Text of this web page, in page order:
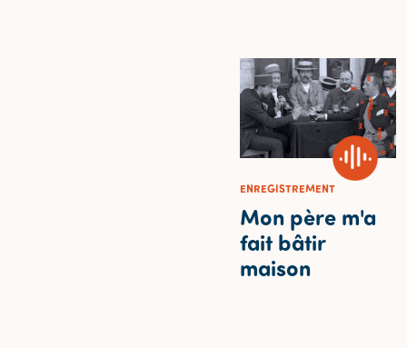
ENREGISTREMENT
Mon père m'a
fait bâtir
maison